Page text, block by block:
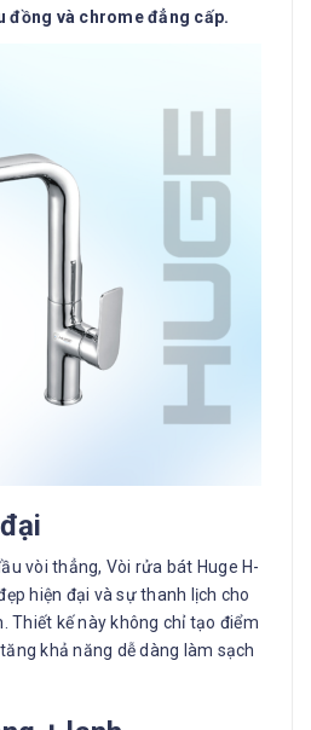
đồng và chrome đẳng cấp.
vòi thẳng, Vòi rửa bát Huge H-
hiện đại và sự thanh lịch cho
Thiết kế này không chỉ tạo điểm
khả năng dễ dàng làm sạch